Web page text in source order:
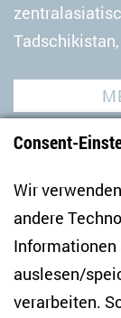
Zentrum
Studien
Consent-
Wir
andere
Informationen
auslesen/
verarbeiten.